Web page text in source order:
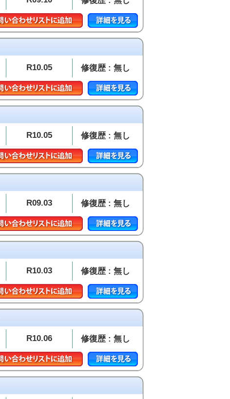
R10.05 修復歴 : 無し
R10.05 修復歴 : 無し
R09.03 修復歴 : 無し
R10.03 修復歴 : 無し
R10.06 修復歴 : 無し